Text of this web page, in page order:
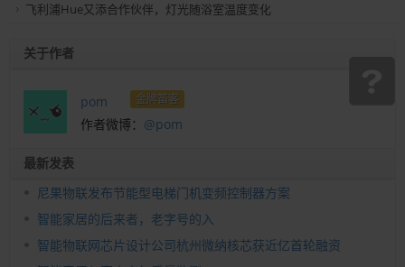
飞利浦Hue又添合作伙伴，灯光随浴室温度变化
关于作者
pom 金牌笛客
作者微博： @pom
最新发表
尼果物联发布节能型电梯门机变频控制器方案
智能家居的后来者，老字号的入
智能物联网芯片设计公司杭州微纳核芯获近亿首轮融资